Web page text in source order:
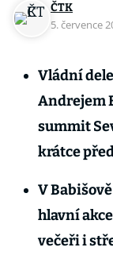
ČTK
5. července
Vládní
Andrejem
summit
krátce
V
hlavní
večeři i